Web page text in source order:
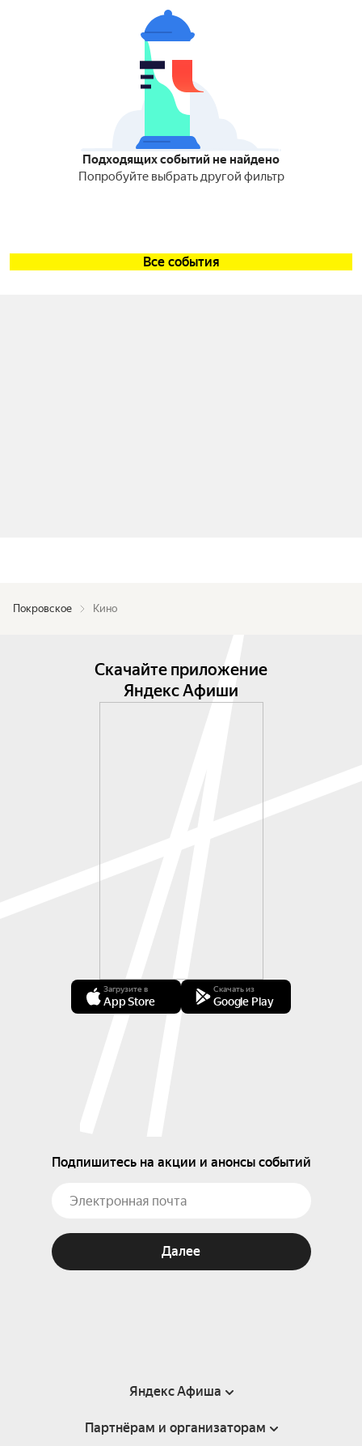
Подходящих событий не найдено
Попробуйте выбрать другой фильтр
Все события
Покровское Кино
Скачайте приложение
Яндекс Афиши
Загрузите в
App Store
Скачать из
Google Play
Подпишитесь на акции и анонсы событий
Далее
Яндекс Афиша
Справка
Партнёрам и организаторам